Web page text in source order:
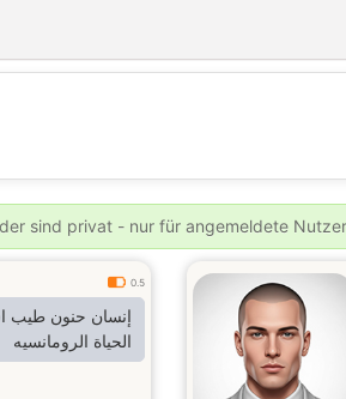
💕
sind privat - nur für angemeldete
0.5
إنسان حنون طيب
الحياة الرومانسيه